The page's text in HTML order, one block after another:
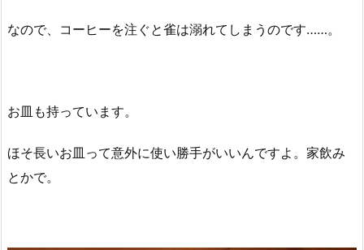
なので、コーヒーを注ぐと雀は溺れてしまうのです……。
お皿も持っています。
ほそ長いお皿って意外に使い勝手がいいんですよ。家飲み
とかで。